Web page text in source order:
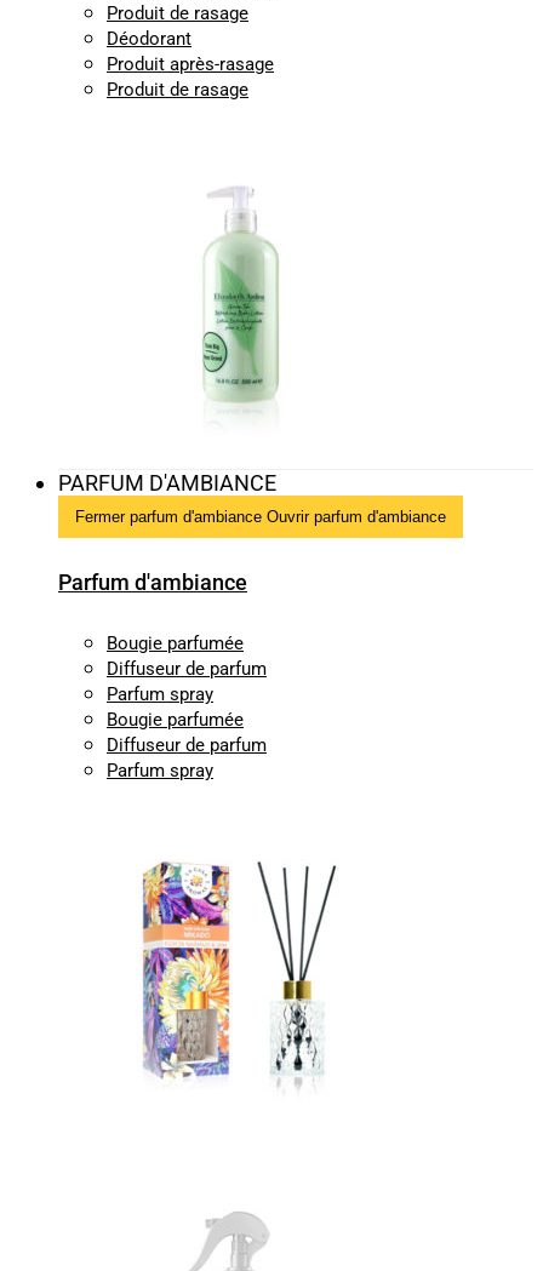
Produit de rasage
Déodorant
Produit après-rasage
Produit de rasage
PARFUM D'AMBIANCE
Fermer parfum d'ambiance Ouvrir parfum d'ambiance
Parfum d'ambiance
Bougie parfumée
Diffuseur de parfum
Parfum spray
Bougie parfumée
Diffuseur de parfum
Parfum spray